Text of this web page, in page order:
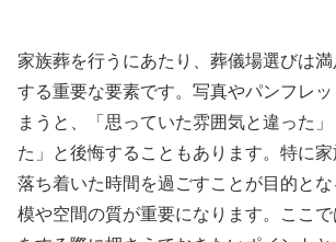
家族葬を行うにあたり、葬儀場選びは
する重要な要素です。写真やパンフレ
まうと、「思っていた雰囲気と違った
た」と後悔することもあります。特に
落ち着いた時間を過ごすことが目的と
模や空間の質が重要になります。ここ